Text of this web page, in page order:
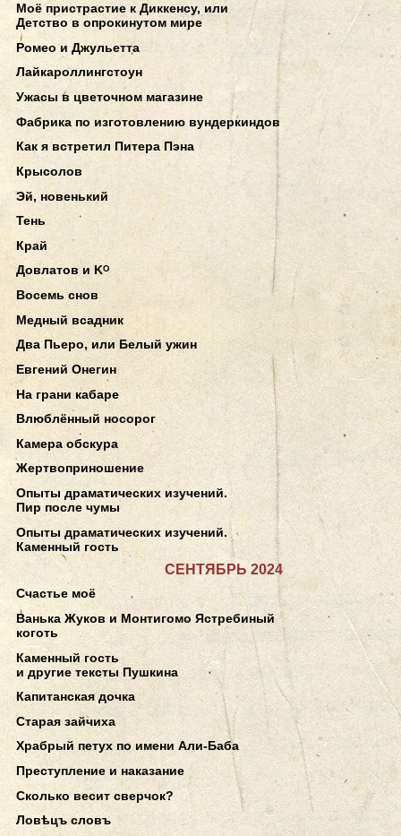
Моё пристрастие к Диккенсу, или
Детство в опрокинутом мире
Ромео и Джульетта
Лайкароллингстоун
Ужасы в цветочном магазине
Фабрика по изготовлению вундеркиндов
Как я встретил Питера Пэна
Крысолов
Эй, новенький
Тень
Край
Довлатов и Kᴼ
Восемь снов
Медный всадник
Два Пьеро, или Белый ужин
Евгений Онегин
На грани кабаре
Влюблённый носорог
Камера обскура
Жертвоприношение
Опыты драматических изучений.
Пир после чумы
Опыты драматических изучений.
Каменный гость
СЕНТЯБРЬ 2024
Счастье моё
Ванька Жуков и Монтигомо Ястребиный
коготь
Каменный гость
и другие тексты Пушкина
Капитанская дочка
Старая зайчиха
Храбрый петух по имени Али-Баба
Преступление и наказание
Сколько весит сверчок?
Ловѣцъ словъ